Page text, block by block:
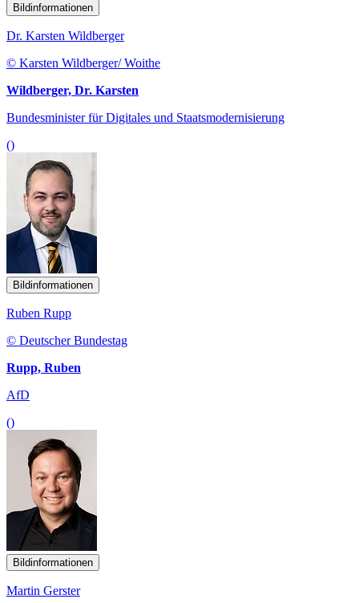
Bildinformationen
Dr. Karsten Wildberger
© Karsten Wildberger/ Woithe
Wildberger, Dr. Karsten
Bundesminister für Digitales und Staatsmodernisierung
()
Bildinformationen
Ruben Rupp
© Deutscher Bundestag
Rupp, Ruben
AfD
()
Bildinformationen
Martin Gerster